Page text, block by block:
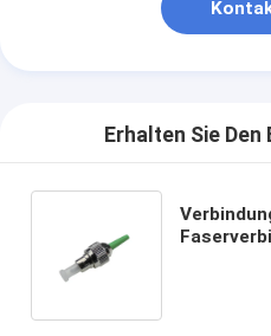
Erhalten Sie